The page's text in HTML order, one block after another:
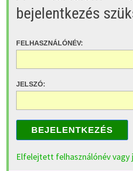
bejelentkezés
FELHASZNÁLÓNÉV:
JELSZÓ:
BEJELENTKEZÉS
Elfelejtett felhasználónév vagy